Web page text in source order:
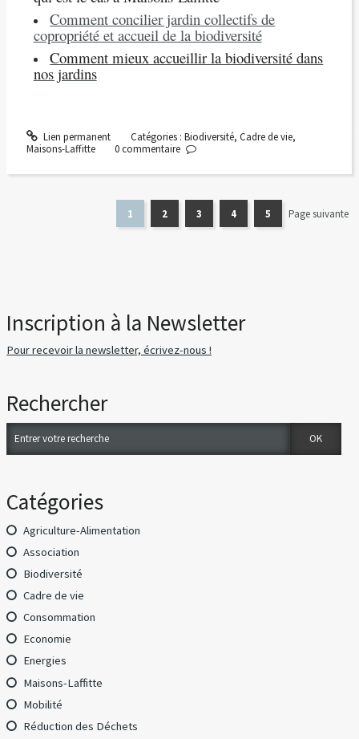
Comment concilier jardin collectifs de
copropriété et accueil de la biodiversité
Comment mieux accueillir la biodiversité dans
nos jardins
Lien permanent Catégories : Biodiversité, Cadre de vie,
Maisons-Laffitte
0commentaire
1 2 3 4 5 Page suivante
Inscription à la Newsletter
Pour recevoir la newsletter, écrivez-nous !
Rechercher
Catégories
Agriculture-Alimentation
Association
Biodiversité
Cadre de vie
Consommation
Economie
Energies
Maisons-Laffitte
Mobilité
Réduction des Déchets